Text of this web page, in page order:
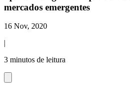
mercados emergentes
16 Nov, 2020
|
3 minutos de leitura